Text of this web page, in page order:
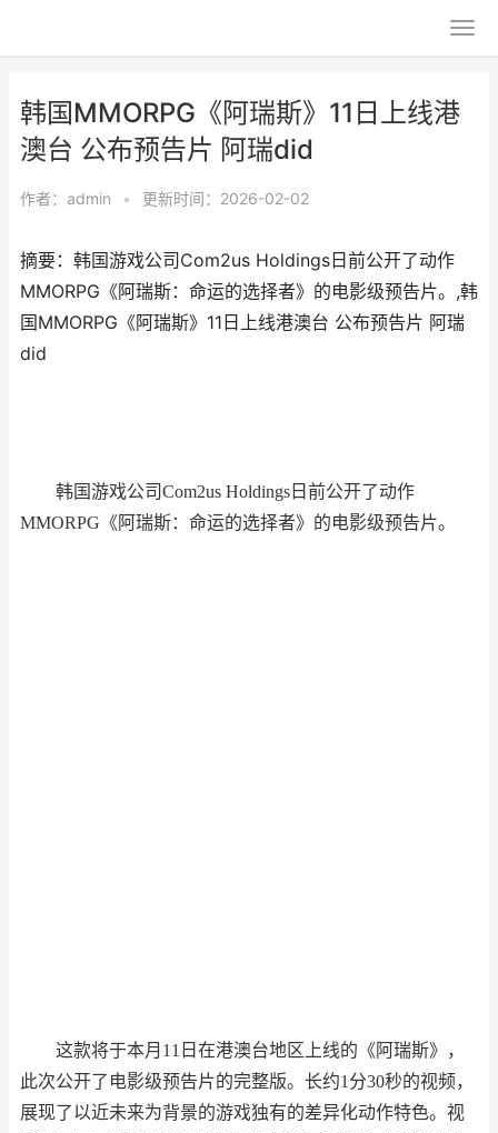
韩国MMORPG《阿瑞斯》11日上线港
澳台 公布预告片 阿瑞did
作者： admin • 更新时间：2026-02-02
摘要：​韩国游戏公司Com2us Holdings日前公开了动作
MMORPG《阿瑞斯：命运的选择者》的电影级预告片。,韩
国MMORPG《阿瑞斯》11日上线港澳台 公布预告片 阿瑞
did
韩国游戏公司Com2us Holdings日前公开了动作
MMORPG《阿瑞斯：命运的选择者》的电影级预告片。
这款将于本月11日在港澳台地区上线的《阿瑞斯》，
此次公开了电影级预告片的完整版。长约1分30秒的视频，
展现了以近未来为背景的游戏独有的差异化动作特色。视